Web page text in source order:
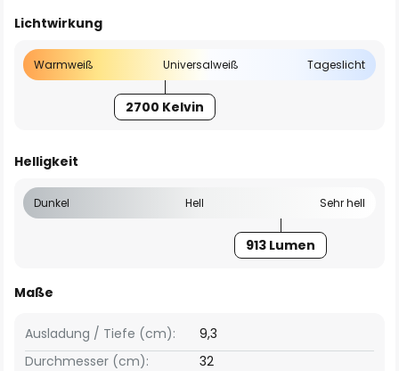
Lichtwirkung
Warmweiß Universalweiß Tageslicht
2700 Kelvin
Helligkeit
Dunkel Hell Sehr hell
913 Lumen
Maße
Ausladung / Tiefe (cm):
9,3
Durchmesser (cm):
32